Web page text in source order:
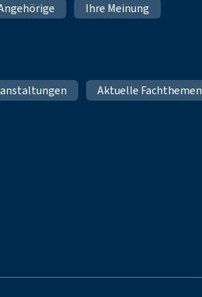
Ihre Meinung
Aktuelle Fachthemen